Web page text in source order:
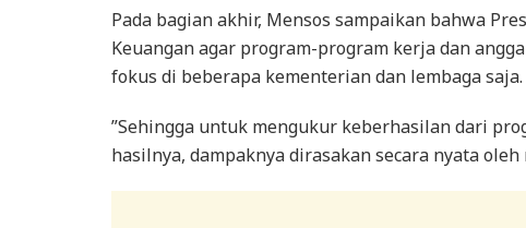
Pada bagian akhir, Mensos sampaikan bahwa
Keuangan agar program-program kerja dan
fokus di beberapa kementerian dan lembaga saja.
”Sehingga untuk mengukur keberhasilan dari
hasilnya, dampaknya dirasakan secara nyata oleh